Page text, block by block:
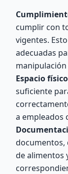
cumplir con
vigentes.
adecuadas
Espacio
suficiente
a empleados
documentos,
de alimentos